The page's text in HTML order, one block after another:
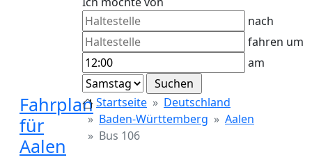
nach
fahren um
am
Fahrplan
für
Aalen
Startseite
Deutschland
Baden-Württemberg
Aalen
Bus 106